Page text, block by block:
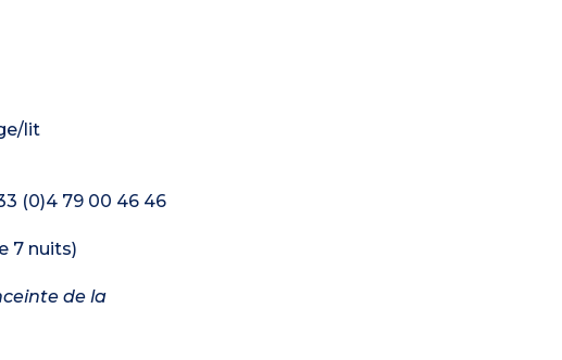
lit
(0)4 79 00 46 46
7 nuits)
de la